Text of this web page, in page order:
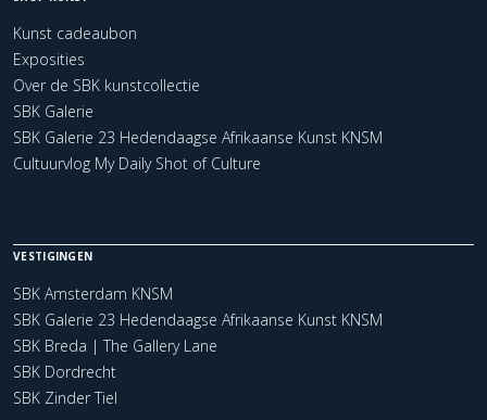
Kunst cadeaubon
Exposities
Over de SBK kunstcollectie
SBK Galerie
SBK Galerie 23 Hedendaagse Afrikaanse Kunst KNSM
Cultuurvlog My Daily Shot of Culture
VESTIGINGEN
SBK Amsterdam KNSM
SBK Galerie 23 Hedendaagse Afrikaanse Kunst KNSM
SBK Breda | The Gallery Lane
SBK Dordrecht
SBK Zinder Tiel